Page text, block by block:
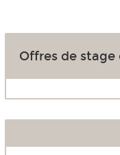
Offres de stage